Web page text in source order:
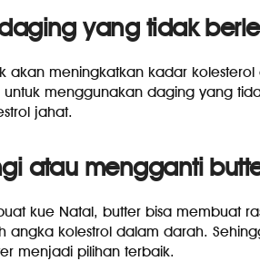
yang tidak
akan meningkatkan kadar
menggunakan daging yang
jahat.
atau mengganti
kue Natal, butter bisa membuat
angka kolestrol dalam darah.
menjadi pilihan terbaik.